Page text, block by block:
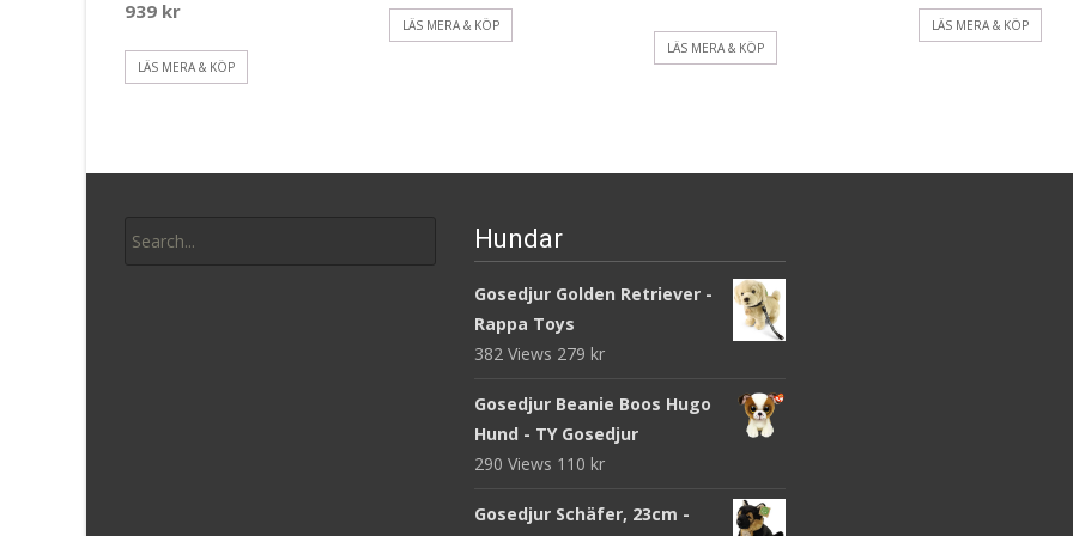
939 kr
LÄS MERA & KÖP
LÄS MERA & KÖP
LÄS MERA & KÖP
LÄS MERA & KÖP
for:
Hundar
Gosedjur Golden Retriever -
Rappa Toys
382 Views 279 kr
Gosedjur Beanie Boos Hugo
Hund - TY Gosedjur
290 Views 110 kr
Gosedjur Schäfer, 23cm -